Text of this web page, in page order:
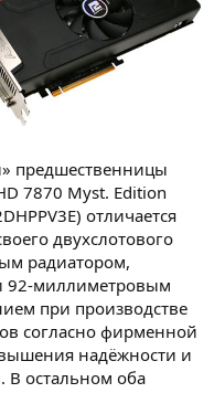
предшественницы
7870 Myst. Edition
отличается
двухслотового
радиатором,
92-миллиметровым
при производстве
согласно фирменной
надёжности и
В остальном оба